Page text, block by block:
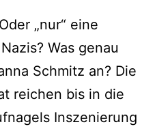
„nur“ eine
Was genau
Schmitz an? Die
reichen bis in die
Inszenierung